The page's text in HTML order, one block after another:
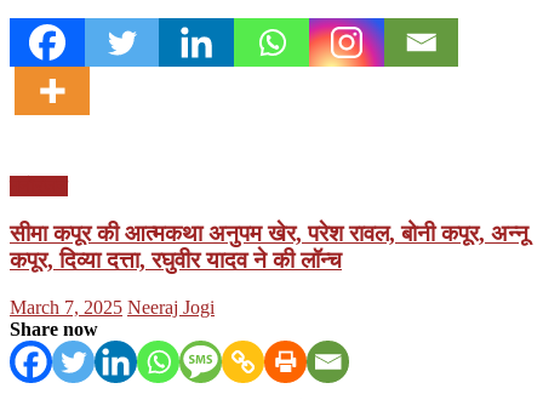
सीमा कपूर की आत्मकथा अनुपम खेर, परेश रावल, बोनी कपूर, अन्नू
कपूर, दिव्या दत्ता, रघुवीर यादव ने की लॉन्च
Posted
on
March 7, 2025 Author
Neeraj Jogi
Share now